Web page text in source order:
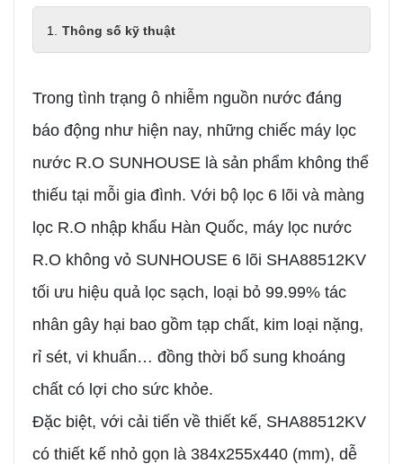
Thông số kỹ thuật
Trong tình trạng ô nhiễm nguồn nước đáng
báo động như hiện nay, những chiếc máy lọc
nước R.O SUNHOUSE là sản phẩm không thể
thiếu tại mỗi gia đình. Với bộ lọc 6 lõi và màng
lọc R.O nhập khẩu Hàn Quốc, máy lọc nước
R.O không vỏ SUNHOUSE 6 lõi SHA88512KV
tối ưu hiệu quả lọc sạch, loại bỏ 99.99% tác
nhân gây hại bao gồm tạp chất, kim loại nặng,
rỉ sét, vi khuẩn… đồng thời bổ sung khoáng
chất có lợi cho sức khỏe.
Đặc biệt, với cải tiến về thiết kế, SHA88512KV
có thiết kế nhỏ gọn là 384x255x440 (mm), dễ